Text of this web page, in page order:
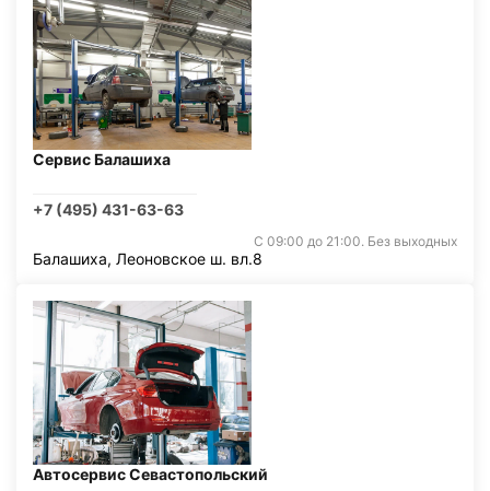
Сервис Балашиха
+7 (495) 431-63-63
С 09:00 до 21:00. Без выходных
Балашиха, Леоновское ш. вл.8
Автосервис Севастопольский